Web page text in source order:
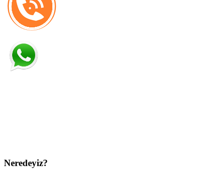
Neredeyiz?